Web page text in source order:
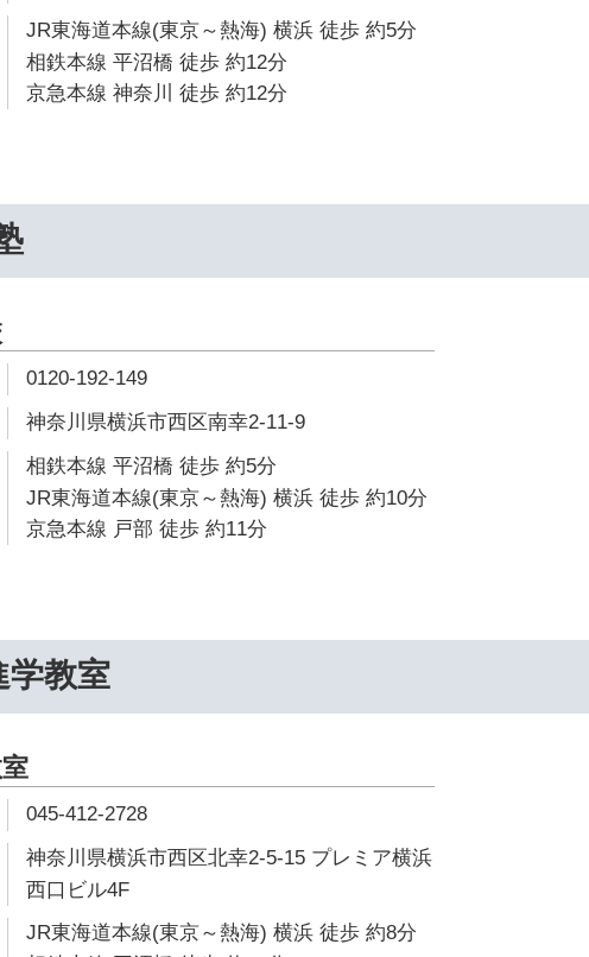
JR東海道本線(東京～熱海) 横浜 徒歩 約5分
相鉄本線 平沼橋 徒歩 約12分
京急本線 神奈川 徒歩 約12分
0120-192-149
神奈川県横浜市西区南幸2-11-9
相鉄本線 平沼橋 徒歩 約5分
JR東海道本線(東京～熱海) 横浜 徒歩 約10分
京急本線 戸部 徒歩 約11分
学教室
045-412-2728
神奈川県横浜市西区北幸2-5-15 プレミア横浜
西口ビル4F
JR東海道本線(東京～熱海) 横浜 徒歩 約8分